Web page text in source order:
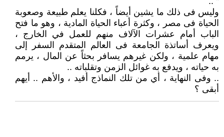
وليس فى ذلك ما يشين أيضاً ، فكلنا يعلم طبيعة وصعوبة
الحياة فى مصر ، وكثرة أعباء الحياة المادية ، وهو ما فتح
الباب أمام عشرات الآلاف منهم للعمل في الخارج ،
ويعرف أساتذة الجامعة فى العالم المتقدم السفر إلى
مهام علمية ، ولكن غيرهم يسافر بحثاً عن المال ، يرمم
به حياته ، ويدفع به غوائل الزمن وتقلباته ..
.. وفى النهاية ، أي من تلك النماذج أفيد ، والأهم .. أيهم
أبقى ؟